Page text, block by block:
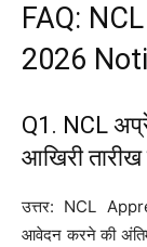
FAQ:
2026
Q1. NCL
आखिरी तारीख
उत्तर: NCL
आवेदन करने की